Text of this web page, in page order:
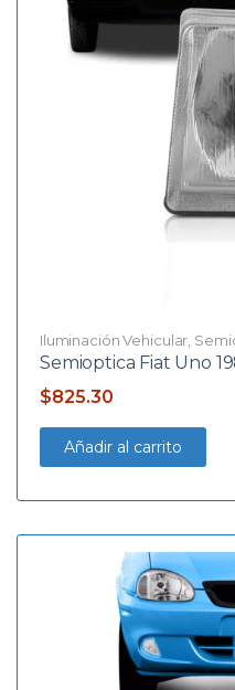
Iluminación Vehicular
Semioptica Fiat Uno
$825.30
Añadir al carrito